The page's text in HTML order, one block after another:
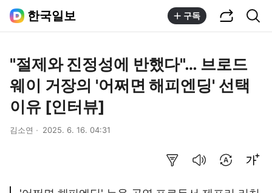
한국일보 구독
"절제와 진정성에 반했다"… 브로드
웨이 거장의 '어쩌면 해피엔딩' 선택
이유 [인터뷰]
김소연 2025. 6. 16. 04:31